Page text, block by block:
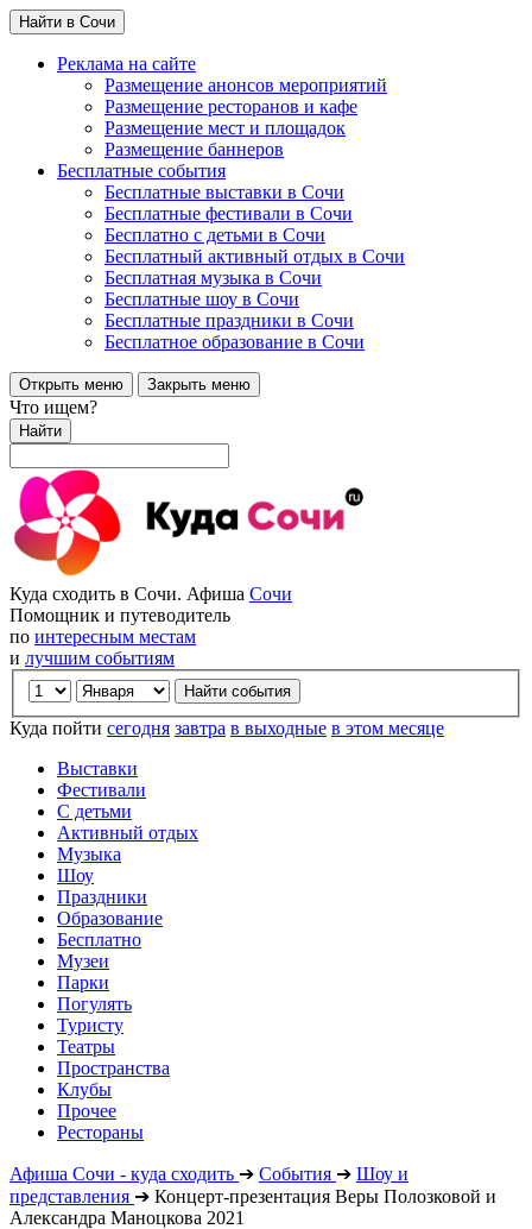
Найти в Сочи
Реклама на сайте
Размещение анонсов мероприятий
Размещение ресторанов и кафе
Размещение мест и площадок
Размещение баннеров
Бесплатные события
Бесплатные выставки в Сочи
Бесплатные фестивали в Сочи
Бесплатно с детьми в Сочи
Бесплатный активный отдых в Сочи
Бесплатная музыка в Сочи
Бесплатные шоу в Сочи
Бесплатные праздники в Сочи
Бесплатное образование в Сочи
Открыть меню Закрыть меню
Что ищем?
Найти
Куда сходить в Сочи. Афиша Сочи
Помощник и путеводитель
по интересным местам
и лучшим событиям
Куда пойти сегодня завтра в выходные в этом месяце
Выставки
Фестивали
С детьми
Активный отдых
Музыка
Шоу
Праздники
Образование
Бесплатно
Музеи
Парки
Погулять
Туристу
Театры
Пространства
Клубы
Прочее
Рестораны
Афиша Сочи - куда сходить ➔ События ➔ Шоу и
представления ➔ Концерт-презентация Веры Полозковой и
Александра Маноцкова 2021